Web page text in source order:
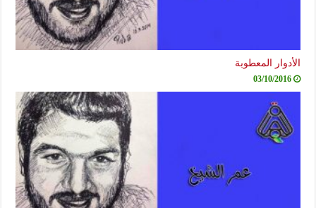
الأدوار المعطوبة
03/10/2016